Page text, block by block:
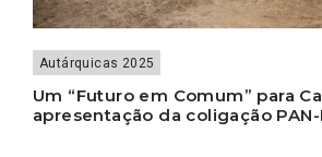
Autárquicas 2025
Um “Futuro em Comum” para
apresentação da coligação